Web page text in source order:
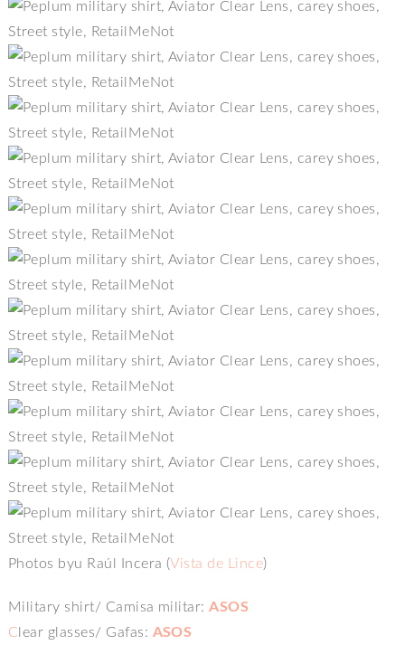
Photos byu Raúl Incera (Vista de Lince)
Military shirt/ Camisa militar:ASOS
C lear glasses/ Gafas: ASOS